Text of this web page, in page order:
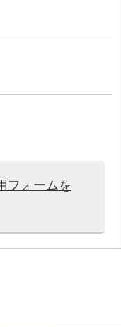
フォームを